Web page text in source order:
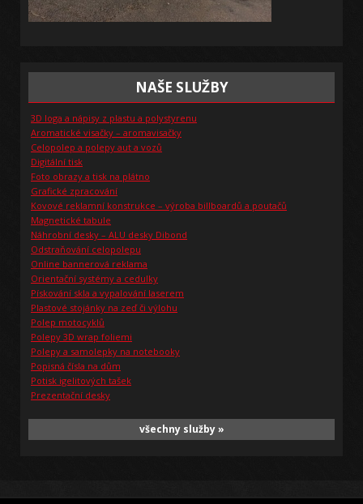
NAŠE SLUŽBY
3D loga a nápisy z plastu a polystyrenu
Aromatické visačky – aromavisačky
Celopolep a polepy aut a vozů
Digitální tisk
Foto obrazy a tisk na plátno
Grafické zpracování
Kovové reklamní konstrukce – výroba billboardů a poutačů
Magnetické tabule
Náhrobní desky – ALU desky Dibond
Odstraňování celopolepu
Online bannerová reklama
Orientační systémy a cedulky
Pískování skla a vypalování laserem
Plastové stojánky na zeď či výlohu
Polep motocyklů
Polepy 3D wrap foliemi
Polepy a samolepky na notebooky
Popisná čísla na dům
Potisk igelitových tašek
Prezentační desky
všechny služby »